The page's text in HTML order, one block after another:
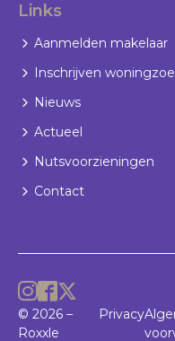
Links
Aanmelden makelaar
Inschrijven
Nieuws
Actueel
Nutsvoorzieningen
Contact
© 2026 –
Roxxle
Privacy